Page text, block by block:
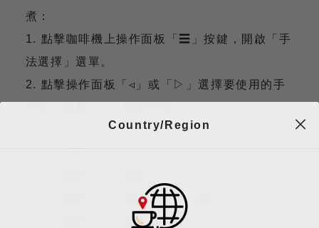
煮：
1. 點擊咖啡機上操作面板「☰」按鍵，開啟「手
法選擇」選單。
2. 點擊操作面板「◃」或「▷」選擇要使用的手
2. 大杯咖啡手法-建議沖煮18g淺焙豆。
3. 中杯咖啡手法-建議沖煮10g深焙豆。
Country/Region